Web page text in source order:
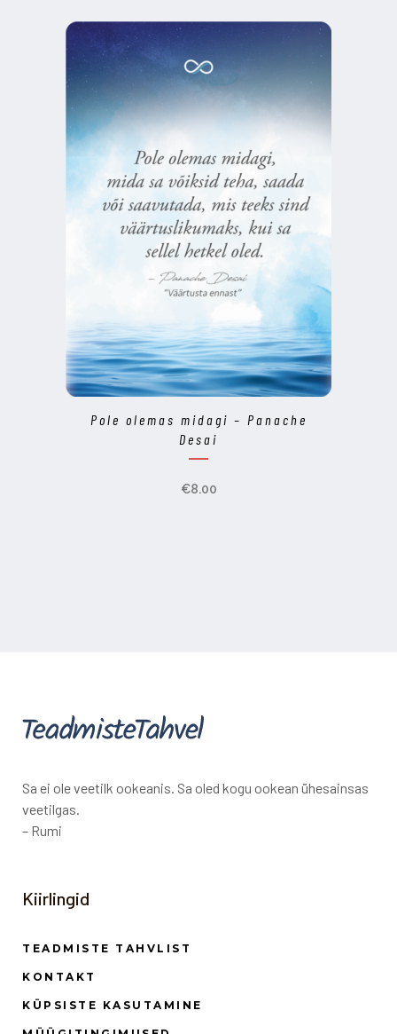
Pole olemas midagi – Panache
Desai
€8.00
Sa ei ole veetilk ookeanis. Sa oled kogu ookean ühesainsas
veetilgas.
– Rumi
Kiirlingid
TEADMISTE TAHVLIST
KONTAKT
KÜPSISTE KASUTAMINE